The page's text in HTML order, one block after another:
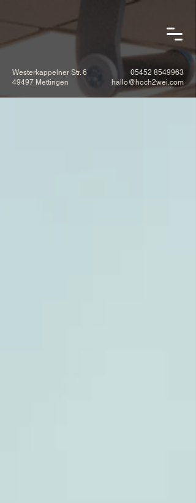
Westerkappelner Str. 6
49497 Mettingen
05452 8549963
hallo@hoch2wei.com